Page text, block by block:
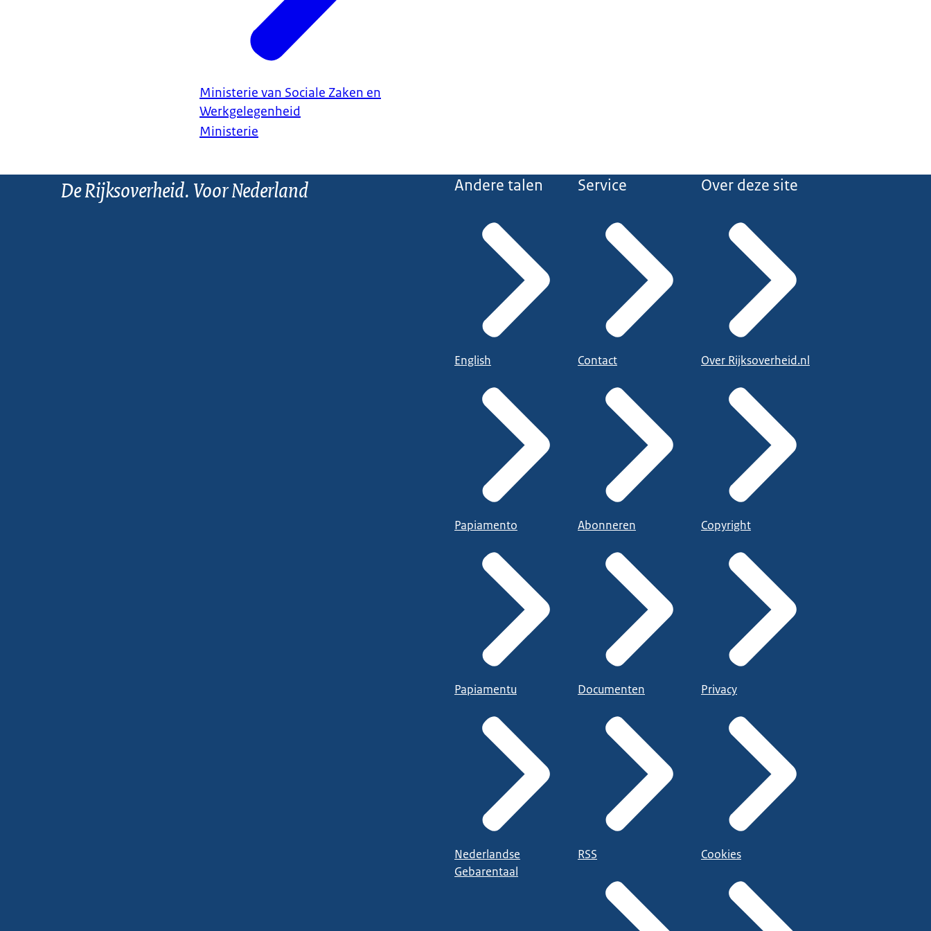
Ministerie van Sociale Zaken en
Werkgelegenheid
Ministerie
De Rijksoverheid. Voor Nederland Andere talen
English
Papiamento
Papiamentu
Nederlandse
Gebarentaal
Service
Contact
Abonneren
Documenten
RSS
Over deze site
Over Rijksoverheid.nl
Copyright
Privacy
Cookies